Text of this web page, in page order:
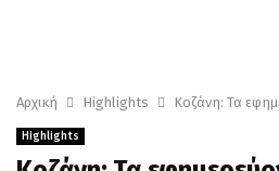
Αρχική Highlights Κοζάνη: Τα
Highlights